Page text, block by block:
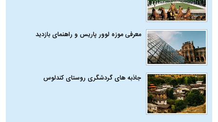
معرفی موزه لوور پاریس و راهنمای بازدید
جاذبه های گردشگری روستای کندلوس